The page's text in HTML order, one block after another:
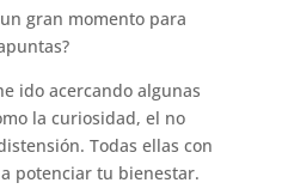
gran momento para
ido acercando algunas
la curiosidad, el no
Todas ellas con
potenciar tu bienestar.